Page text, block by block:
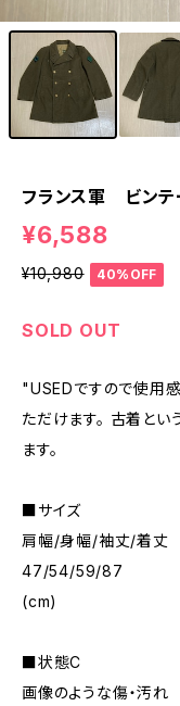
フランス軍 ビン
¥6,588
¥10,980 40%OFF
SOLD OUT
"USEDですので使用
ただけます。 古着とい
ます。
■サイズ
肩幅/身幅/袖丈/着丈
47/54/59/87
(cm)
■状態C
画像のような傷・汚れ